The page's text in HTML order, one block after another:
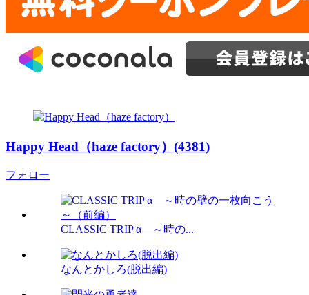
Happy Head（haze factory）(4381)
フォロー
CLASSIC TRIP α ～時の...
なんとかしろ(脱出編)